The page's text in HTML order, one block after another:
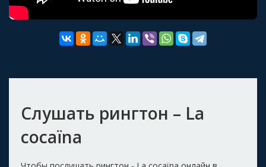
Слушать рингтон – La
cocaïna